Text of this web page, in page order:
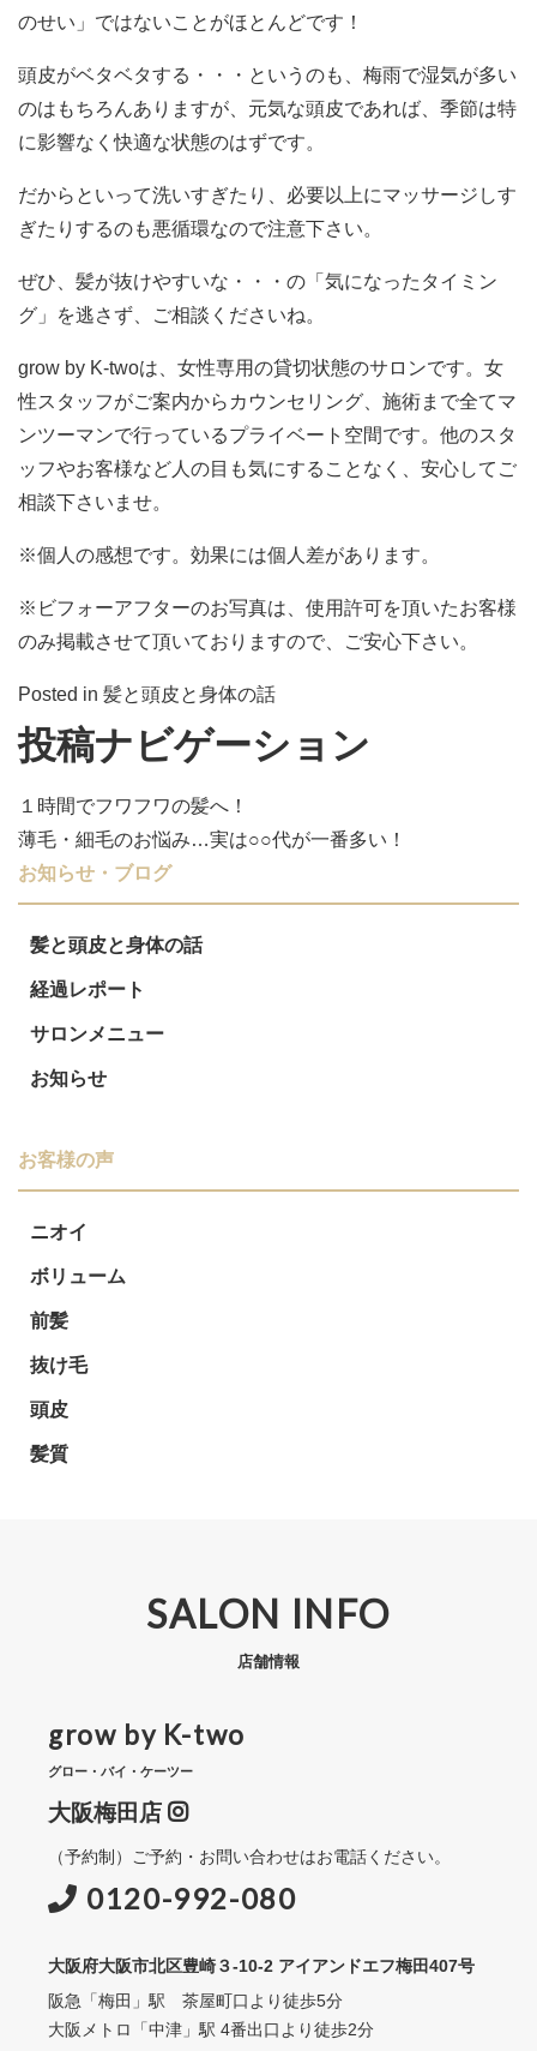
のせい」ではないことがほとんどです！
頭皮がベタベタする・・・というのも、梅雨で湿気が多い
のはもちろんありますが、元気な頭皮であれば、季節は特
に影響なく快適な状態のはずです。
だからといって洗いすぎたり、必要以上にマッサージしす
ぎたりするのも悪循環なので注意下さい。
ぜひ、髪が抜けやすいな・・・の「気になったタイミン
グ」を逃さず、ご相談くださいね。
grow by K-twoは、女性専用の貸切状態のサロンです。女
性スタッフがご案内からカウンセリング、施術まで全てマ
ンツーマンで行っているプライベート空間です。他のスタ
ッフやお客様など人の目も気にすることなく、安心してご
相談下さいませ。
※個人の感想です。効果には個人差があります。
※ビフォーアフターのお写真は、使用許可を頂いたお客様
のみ掲載させて頂いておりますので、ご安心下さい。
Posted in 髪と頭皮と身体の話
投稿ナビゲーション
１時間でフワフワの髪へ！
薄毛・細毛のお悩み…実は○○代が一番多い！
お知らせ・ブログ
髪と頭皮と身体の話
経過レポート
サロンメニュー
お知らせ
お客様の声
ニオイ
ボリューム
前髪
抜け毛
頭皮
髪質
SALON INFO
店舗情報
grow by K-two
グロー・バイ・ケーツー
大阪梅田店
（予約制）ご予約・お問い合わせはお電話ください。
0120-992-080
大阪府大阪市北区豊崎３-10-2 アイアンドエフ梅田407号
阪急「梅田」駅 茶屋町口より徒歩5分
大阪メトロ「中津」駅 4番出口より徒歩2分